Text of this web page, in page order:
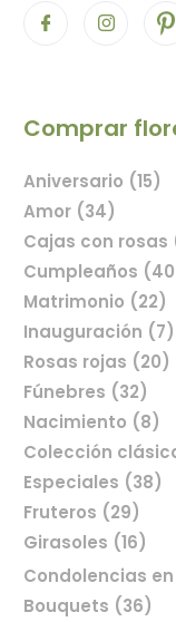
Comprar
Aniversario (15)
Amor (34)
Cajas con rosas
Cumpleaños
Matrimonio (22)
Inauguración (7)
Rosas rojas (20)
Fúnebres (32)
Nacimiento (8)
Colección
Especiales (38)
Fruteros (29)
Girasoles (16)
Condolencias
Bouquets (36)